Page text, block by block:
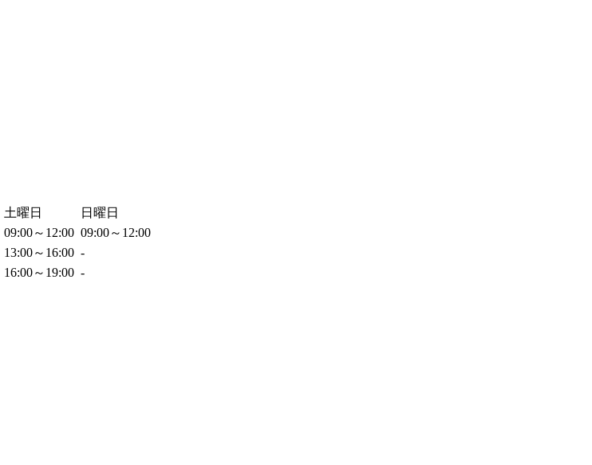
土曜日
日曜日
09:00～12:00 09:00～12:00
13:00～16:00 -
16:00～19:00 -